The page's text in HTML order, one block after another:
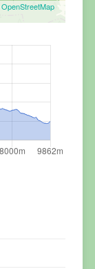
OpenStreetMap